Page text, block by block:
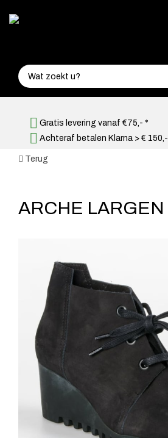
Gratis levering vanaf €75,- *
Achteraf betalen Klarna > € 150,-
Terug
ARCHE LARGEN